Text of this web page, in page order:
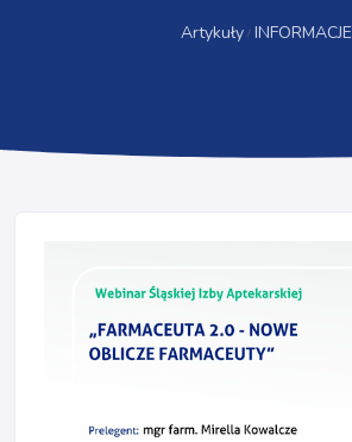
Artykuły INFORMACJE